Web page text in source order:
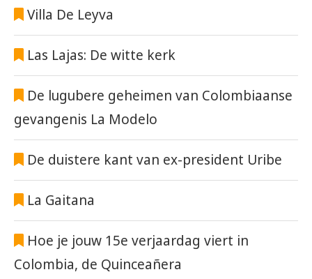
Villa De Leyva
Las Lajas: De witte kerk
De lugubere geheimen van Colombiaanse
gevangenis La Modelo
De duistere kant van ex-president Uribe
La Gaitana
Hoe je jouw 15e verjaardag viert in
Colombia, de Quinceañera